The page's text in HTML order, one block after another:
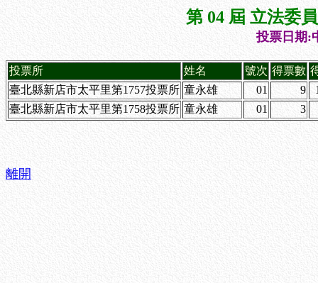
第 04 屆 立法委
投票日期:
投票所 姓名 號次 得票數
臺北縣新店市太平里第1757投票所 童永雄 01 9
臺北縣新店市太平里第1758投票所 童永雄 01 3
離開